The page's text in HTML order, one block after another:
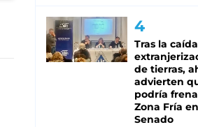
Tras la
de tierras,
advierten
podría
Zona Fría
Senado